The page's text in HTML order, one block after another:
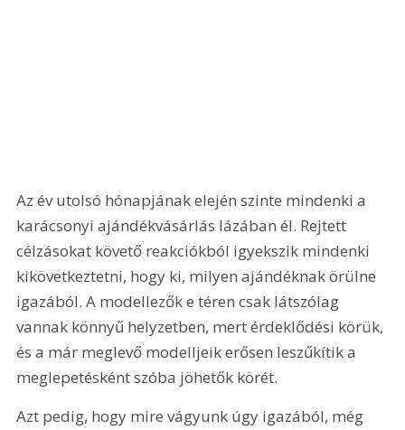
Az év utolsó hónapjának elején szinte mindenki a
karácsonyi ajándékvásárlás lázában él. Rejtett
célzásokat követő reakciókból igyekszik mindenki
kikövetkeztetni, hogy ki, milyen ajándéknak örülne
igazából. A modellezők e téren csak látszólag
vannak könnyű helyzetben, mert érdeklődési körük,
és a már meglevő modelljeik erősen leszűkítik a
meglepetésként szóba jöhetők körét.
Azt pedig, hogy mire vágyunk úgy igazából, még